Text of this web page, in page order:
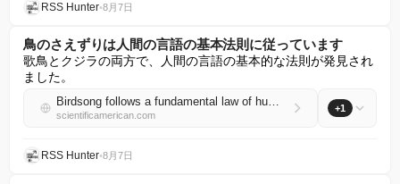
RSS Hunter•8月7日
鳥のさえずりは人間の言語の基本法則に従っています
歌鳥とクジラの両方で、人間の言語の基本的な法則が発見され
ました。
Birdsong follows a fundamental law of human language
scientificamerican.com
+1
RSS Hunter•8月7日